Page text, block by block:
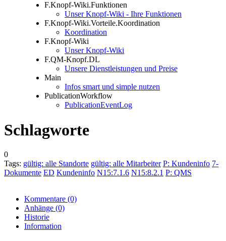
F.Knopf-Wiki.Funktionen
Unser Knopf-Wiki - Ihre Funktionen
F.Knopf-Wiki.Vorteile.Koordination
Koordination
F.Knopf-Wiki
Unser Knopf-Wiki
F.QM-Knopf.DL
Unsere Dienstleistungen und Preise
Main
Infos smart und simple nutzen
PublicationWorkflow
PublicationEventLog
Schlagworte
0
Tags: gültig: alle Standorte gültig: alle Mitarbeiter P: Kundeninfo 7-
Dokumente ED Kundeninfo N15:7.1.6 N15:8.2.1 P: QMS
Kommentare (0)
Anhänge (0)
Historie
Information